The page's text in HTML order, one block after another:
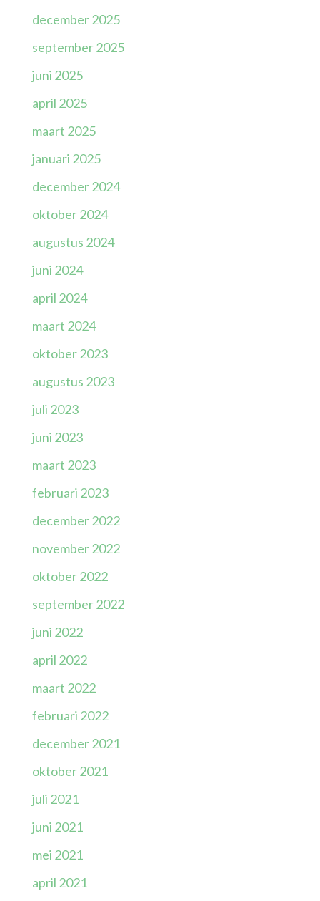
december 2025
september 2025
juni 2025
april 2025
maart 2025
januari 2025
december 2024
oktober 2024
augustus 2024
juni 2024
april 2024
maart 2024
oktober 2023
augustus 2023
juli 2023
juni 2023
maart 2023
februari 2023
december 2022
november 2022
oktober 2022
september 2022
juni 2022
april 2022
maart 2022
februari 2022
december 2021
oktober 2021
juli 2021
juni 2021
mei 2021
april 2021